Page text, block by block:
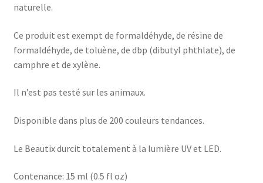
naturelle.
Ce produit est exempt de formaldéhyde, de résine de
formaldéhyde, de toluène, de dbp (dibutyl phthlate), de
camphre et de xylène.
Il n’est pas testé sur les animaux.
Disponible dans plus de 200 couleurs tendances.
Le Beautix durcit totalement à la lumière UV et LED.
Contenance: 15 ml (0.5 fl oz)